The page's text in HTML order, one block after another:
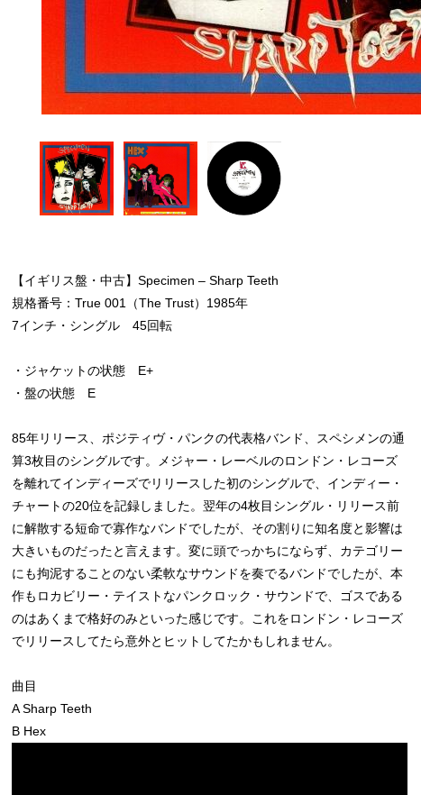
【イギリス盤・中古】Specimen – Sharp Teeth
規格番号：True 001（The Trust）1985年
7インチ・シングル 45回転
・ジャケットの状態 E+
・盤の状態 E
85年リリース、ポジティヴ・パンクの代表格バンド、スペシメンの通
算3枚目のシングルです。メジャー・レーベルのロンドン・レコーズ
を離れてインディーズでリリースした初のシングルで、インディー・
チャートの20位を記録しました。翌年の4枚目シングル・リリース前
に解散する短命で寡作なバンドでしたが、その割りに知名度と影響は
大きいものだったと言えます。変に頭でっかちにならず、カテゴリー
にも拘泥することのない柔軟なサウンドを奏でるバンドでしたが、本
作もロカビリー・テイストなパンクロック・サウンドで、ゴスである
のはあくまで格好のみといった感じです。これをロンドン・レコーズ
でリリースしてたら意外とヒットしてたかもしれません。
曲目
A Sharp Teeth
B Hex